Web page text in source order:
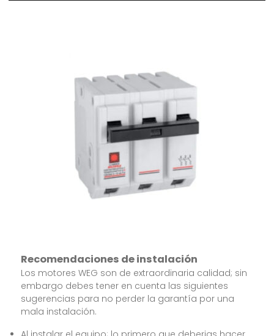
Recomendaciones de instalación
Los motores WEG son de extraordinaria calidad; sin
embargo debes tener en cuenta las siguientes
sugerencias para no perder la garantía por una
mala instalación.